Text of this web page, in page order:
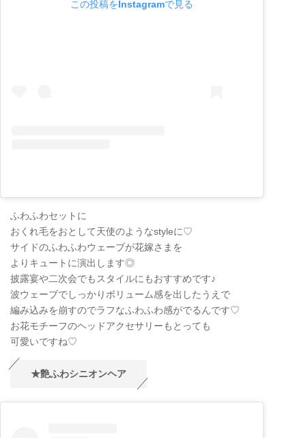
この投稿をInstagramで見る
ふわふわセットに
おくれ毛をおとして天使のようなstyleに♡
サイドのふわふわウェーブが花嫁さまを
よりキュートに演出します◎
披露宴や二次会でもスタイルにもおすすめです♪
波ウェーブでしっかりボリューム感を出したうえで
編み込みを崩すのでラフなふわふわ感がでるんです♡
お花モチーフのヘッドアクセサリーもとっても
可愛いですね♡
★艶ふわシニオンヘア